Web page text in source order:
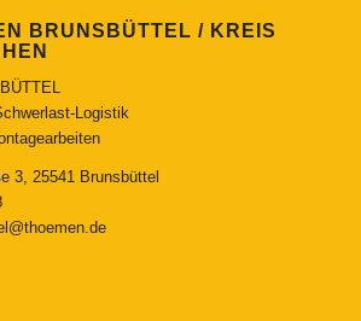
BRUNSBÜTTEL / KREIS
Logistik
3, 25541 Brunsbüttel